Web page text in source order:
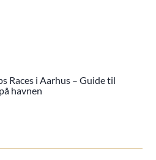
Races i Aarhus – Guide til
havnen